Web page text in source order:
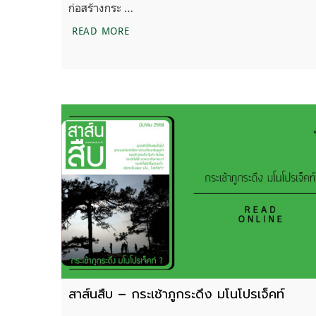
ก่อสร้างกระ …
READ MOREแถลงการณ์คัดค้านโครงการก่อสร้างกระเ
สาส์นสืบ – กระเช้าภูกระดึง มโนโปรเจ็คท์